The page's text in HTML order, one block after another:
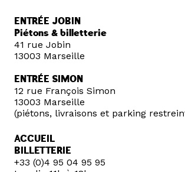
ENTRÉE JOBIN
Piétons & billetterie
41 rue Jobin
13003 Marseille
ENTRÉE SIMON
12 rue François Simon
13003 Marseille
(piétons, livraisons et parking
ACCUEIL
BILLETTERIE
+33 (0)4 95 04 95 95